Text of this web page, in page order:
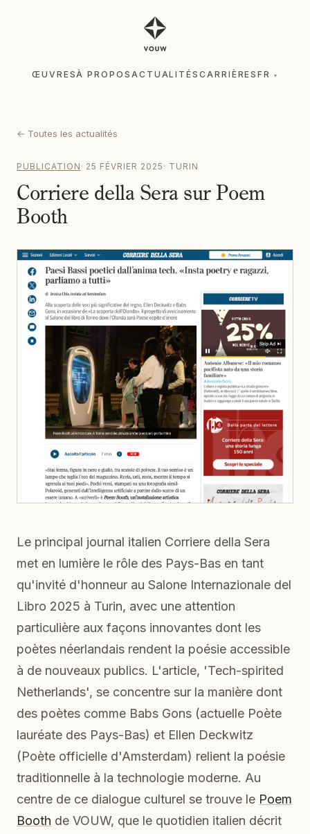
ŒUVRESÀ PROPOS ACTUALITÉSCARRIÈRESFR ▾
← Toutes les actualités
PUBLICATION · 25 FÉVRIER 2025 · TURIN
Corriere della Sera sur Poem
Booth
Le principal journal italien Corriere della Sera
met en lumière le rôle des Pays-Bas en tant
qu'invité d'honneur au Salone Internazionale del
Libro 2025 à Turin, avec une attention
particulière aux façons innovantes dont les
poètes néerlandais rendent la poésie accessible
à de nouveaux publics. L'article, 'Tech-spirited
Netherlands', se concentre sur la manière dont
des poètes comme Babs Gons (actuelle Poète
lauréate des Pays-Bas) et Ellen Deckwitz
(Poète officielle d'Amsterdam) relient la poésie
traditionnelle à la technologie moderne. Au
centre de ce dialogue culturel se trouve le Poem
Booth de VOUW, que le quotidien italien décrit